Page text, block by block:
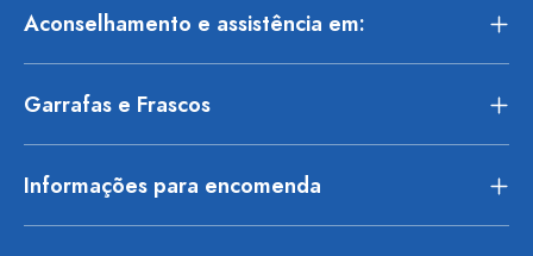
Aconselhamento e assistência em:
Garrafas e Frascos
Informações para encomenda